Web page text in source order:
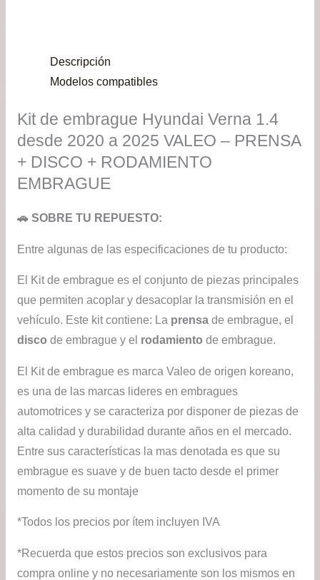
Descripción
Modelos compatibles
Kit de embrague Hyundai Verna 1.4
desde 2020 a 2025 VALEO – PRENSA
+ DISCO + RODAMIENTO
EMBRAGUE
🚗 SOBRE TU REPUESTO:
Entre algunas de las especificaciones de tu producto:
El Kit de embrague es el conjunto de piezas principales
que permiten acoplar y desacoplar la transmisión en el
vehículo. Este kit contiene: La prensade embrague, el
disco de embrague y el rodamiento de embrague.
El Kit de embrague es marca Valeo de origen koreano,
es una de las marcas lideres en embragues
automotrices y se caracteriza por disponer de piezas de
alta calidad y durabilidad durante años en el mercado.
Entre sus características la mas denotada es que su
embrague es suave y de buen tacto desde el primer
momento de su montaje
*Todos los precios por ítem incluyen IVA
*Recuerda que estos precios son exclusivos para
compra online y no necesariamente son los mismos en